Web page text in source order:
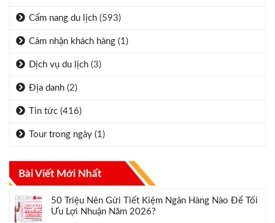
Cẩm nang du lịch (593)
Cảm nhận khách hàng (1)
Dịch vụ du lịch (3)
Địa danh (2)
Tin tức (416)
Tour trong ngày (1)
Bài Viết Mới Nhất
50 Triệu Nên Gửi Tiết Kiệm Ngân Hàng Nào Để Tối
Ưu Lợi Nhuận Năm 2026?